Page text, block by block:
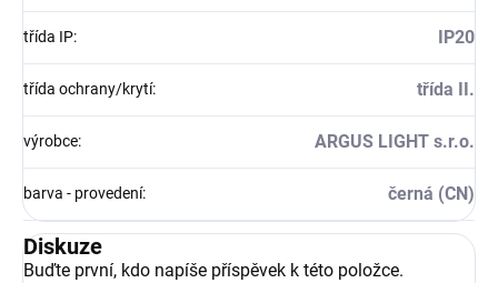
třída IP: IP20
třída ochrany/krytí: třída II.
výrobce: ARGUS LIGHT s.r.o.
barva - provedení: černá (CN)
Diskuze
Buďte první, kdo napíše příspěvek k této položce.